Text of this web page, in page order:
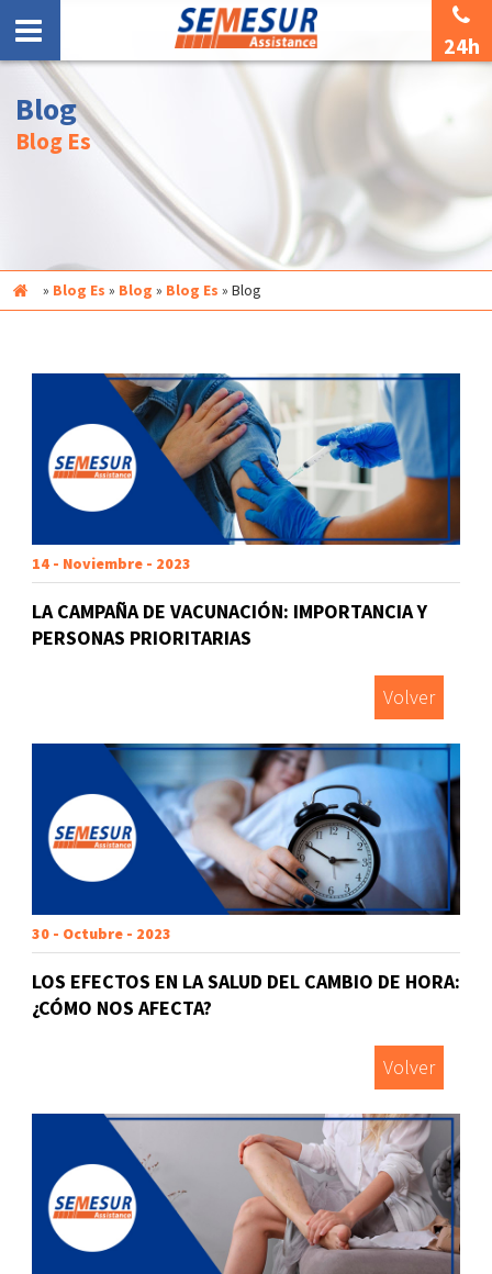
24h
Blog
Blog Es
Inicio » Blog Es » Blog » Blog Es » Blog
14 - Noviembre - 2023
LA CAMPAÑA DE VACUNACIÓN: IMPORTANCIA Y
PERSONAS PRIORITARIAS
Volver
30 - Octubre - 2023
LOS EFECTOS EN LA SALUD DEL CAMBIO DE HORA:
¿CÓMO NOS AFECTA?
Volver